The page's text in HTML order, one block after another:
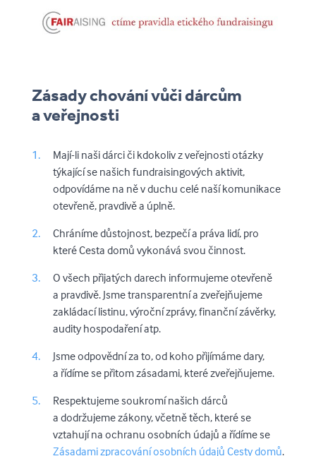
Zásady chování vůči dárcům
a veřejnosti
Mají-li naši dárci či kdokoliv z veřejnosti otázky
týkající se našich fundraisingových aktivit,
odpovídáme na ně v duchu celé naší komunikace
otevřeně, pravdivě a úplně.
Chráníme důstojnost, bezpečí a práva lidí, pro
které Cesta domů vykonává svou činnost.
O všech přijatých darech informujeme otevřeně
a pravdivě. Jsme transparentní a zveřejňujeme
zakládací listinu, výroční zprávy, finanční závěrky,
audity hospodaření atp.
Jsme odpovědní za to, od koho přijímáme dary,
a řídíme se přitom zásadami, které zveřejňujeme.
Respektujeme soukromí našich dárců
a dodržujeme zákony, včetně těch, které se
vztahují na ochranu osobních údajů a řídíme se
Zásadami zpracování osobních údajů Cesty domů.